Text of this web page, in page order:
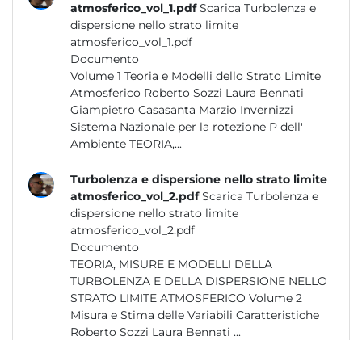
atmosferico_vol_1.pdf Scarica Turbolenza e
dispersione nello strato limite
atmosferico_vol_1.pdf
Documento
Volume 1 Teoria e Modelli dello Strato Limite
Atmosferico Roberto Sozzi Laura Bennati
Giampietro Casasanta Marzio Invernizzi
Sistema Nazionale per la rotezione P dell'
Ambiente TEORIA,...
Turbolenza e dispersione nello strato limite
atmosferico_vol_2.pdf Scarica Turbolenza e
dispersione nello strato limite
atmosferico_vol_2.pdf
Documento
TEORIA, MISURE E MODELLI DELLA
TURBOLENZA E DELLA DISPERSIONE NELLO
STRATO LIMITE ATMOSFERICO Volume 2
Misura e Stima delle Variabili Caratteristiche
Roberto Sozzi Laura Bennati ...